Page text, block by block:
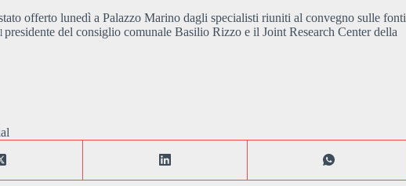
offerto lunedì a Palazzo Marino dagli specialisti riuniti al convegno sulle fonti
presidente del consiglio comunale Basilio Rizzo e il Joint Research Center della